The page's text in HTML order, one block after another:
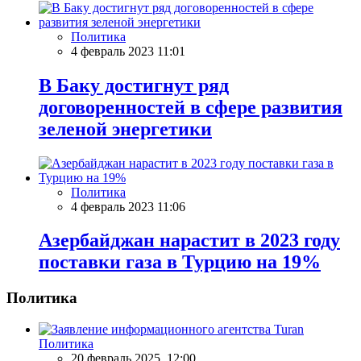
Политика
4 февраль 2023 11:01
В Баку достигнут ряд
договоренностей в сфере развития
зеленой энергетики
Политика
4 февраль 2023 11:06
Азербайджан нарастит в 2023 году
поставки газа в Турцию на 19%
Политика
Политика
20 февраль 2025, 12:00